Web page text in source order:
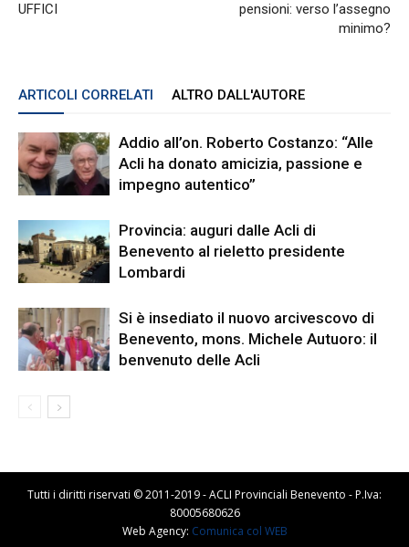
UFFICI
pensioni: verso l’assegno
minimo?
ARTICOLI CORRELATI ALTRO DALL'AUTORE
Addio all’on. Roberto Costanzo: “Alle
Acli ha donato amicizia, passione e
impegno autentico”
Provincia: auguri dalle Acli di
Benevento al rieletto presidente
Lombardi
Si è insediato il nuovo arcivescovo di
Benevento, mons. Michele Autuoro: il
benvenuto delle Acli
Tutti i diritti riservati © 2011-2019 - ACLI Provinciali Benevento - P.Iva:
80005680626
Web Agency: Comunica col WEB